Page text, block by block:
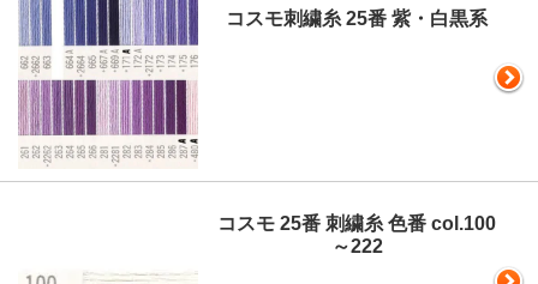
コスモ刺繍糸 25番 紫・白黒系
コスモ 25番 刺繍糸 色番 col.100
～222